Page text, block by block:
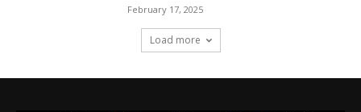
February 17, 2025
Load more